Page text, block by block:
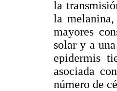
la
la
mayores
solar y a
epidermis
asociada
número de